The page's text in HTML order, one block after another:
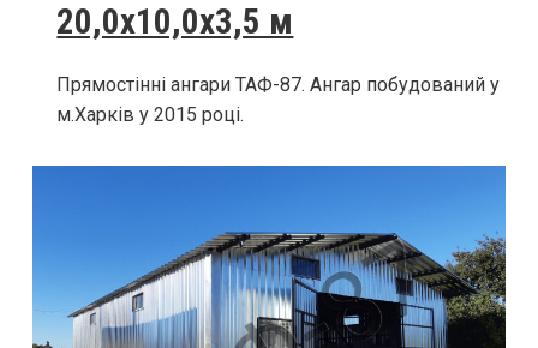
20,0х10,0х3,5 м
Прямостінні ангари ТАФ-87. Ангар побудований у
м.Харків у 2015 році.